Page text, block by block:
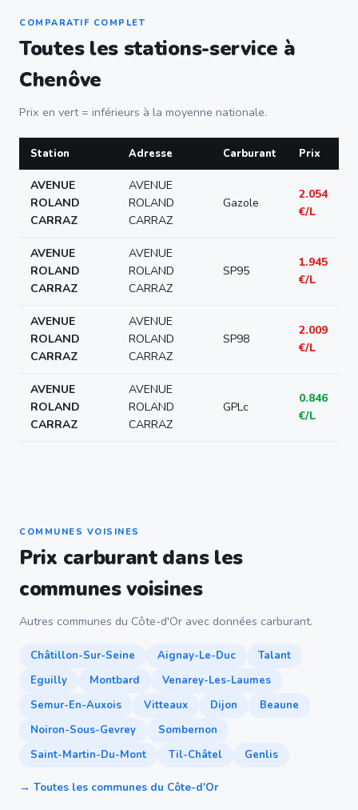
COMPARATIF COMPLET
Toutes les stations-service à
Chenôve
Prix en vert = inférieurs à la moyenne nationale.
Station Adresse Carburant Prix
AVENUE
ROLAND
CARRAZ
AVENUE
ROLAND
CARRAZ
Gazole
2.054
€/L
AVENUE
ROLAND
CARRAZ
AVENUE
ROLAND
CARRAZ
SP95
1.945
€/L
AVENUE
ROLAND
CARRAZ
AVENUE
ROLAND
CARRAZ
SP98
2.009
€/L
AVENUE
ROLAND
CARRAZ
AVENUE
ROLAND
CARRAZ
GPLc
0.846
€/L
COMMUNES VOISINES
Prix carburant dans les
communes voisines
Autres communes du Côte-d'Or avec données carburant.
Châtillon-Sur-Seine Aignay-Le-Duc
Talant
Eguilly
Montbard
Venarey-Les-Laumes
Semur-En-Auxois
Vitteaux Dijon
Beaune
Noiron-Sous-Gevrey
Sombernon
Saint-Martin-Du-Mont
Til-Châtel Genlis
→ Toutes les communes du Côte-d'Or